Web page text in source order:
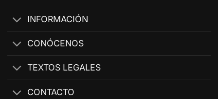
INFORMACIÓN
CONÓCENOS
TEXTOS LEGALES
CONTACTO